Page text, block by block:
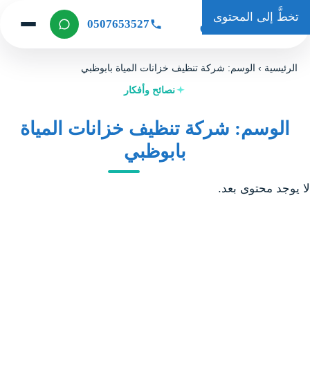
تخطَّ إلى المحتوى
حكاية كلين 0507653527
الرئيسية ›الوسم: شركة تنظيف خزانات المياة بابوظبي
نصائح وأفكار
الوسم: شركة تنظيف خزانات المياة
بابوظبي
لا يوجد محتوى بعد.